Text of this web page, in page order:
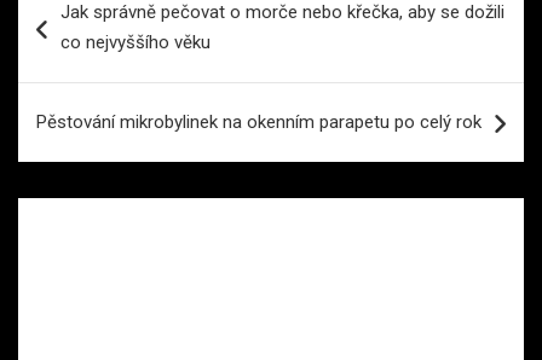
proJak správně pečovat o morče nebo křečka, aby se dožili
co nejvyššího věku
Pěstování mikrobylinek na okenním parapetu po celý rok